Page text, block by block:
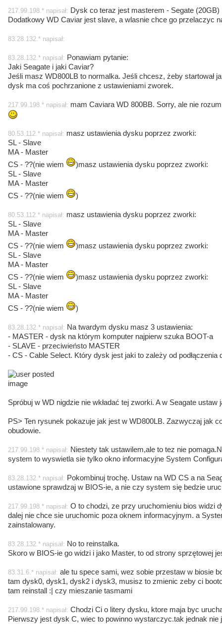
217.99.198.* napisał: Dysk co teraz jest masterem - Segate (20GB)
Dodatkowy WD Caviar jest slave, a wlasnie chce go przelaczyc
83.28.132.* napisał:
83.28.132.* napisał: Ponawiam pytanie:
Jaki Seagate i jaki Caviar?
Jeśli masz WD800LB to normalka. Jeśli chcesz, żeby startował
dysk ma coś pochrzanione z ustawieniami zworek.
217.99.198.* napisał: mam Caviara WD 800BB. Sorry, ale nie
80.53.112.* napisał: masz ustawienia dysku poprzez zworki:
SL - Slave
MA - Master
CS - ??(nie wiem
)masz ustawienia dysku poprzez zworki:
SL - Slave
MA - Master
CS - ??(nie wiem
)
80.53.112.* napisał: masz ustawienia dysku poprzez zworki:
SL - Slave
MA - Master
CS - ??(nie wiem
)masz ustawienia dysku poprzez zworki:
SL - Slave
MA - Master
CS - ??(nie wiem
)masz ustawienia dysku poprzez zworki:
SL - Slave
MA - Master
CS - ??(nie wiem
)
83.28.132.* napisał: Na twardym dysku masz 3 ustawienia:
- MASTER - dysk na którym komputer najpierw szuka BOOT-a
- SLAVE - przeciwieństo MASTER
- CS - Cable Select. Który dysk jest jaki to zależy od podłączenia
Spróbuj w WD nigdzie nie wkładać tej zworki. A w Seagate ustaw
PS> Ten rysunek pokazuje jak jest w WD800LB. Zazwyczaj jak
obudowie.
217.99.198.* napisał: Niestety tak ustawilem,ale to tez nie
system to wyswietla sie tylko okno informacyjne System
83.28.132.* napisał: Pokombinuj trochę. Ustaw na WD CS a na
ustawione sprawdzaj w BIOS-ie, a nie czy system się bedzie
217.99.198.* napisał: O to chodzi, ze przy uruchomieniu bios widzi
dalej nie chce sie uruchomic poza oknem informacyjnym. a
zainstalowany.
83.28.132.* napisał: No to reinstalka.
Skoro w BIOS-ie go widzi i jako Master, to od strony sprzętowej
83.31.6.* napisał: ale tu spece sami, wez sobie przestaw w biosie
tam dysk0, dysk1, dysk2 i dysk3, musisz to zmienic zeby ci
tam reinstall :| czy mieszanie tasmami
217.99.198.* napisał: Chodzi Ci o litery dysku, ktore maja byc
Pierwszy jest dysk C, wiec to powinno wystarczyc.tak jednak nie